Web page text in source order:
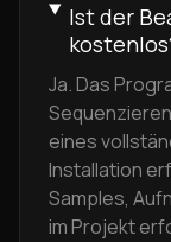
Ist der
Ja. Das
eines
Installation
Samples,
im Projekt